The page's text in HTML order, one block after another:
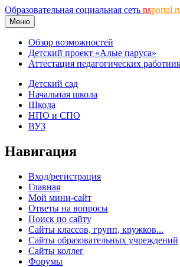
Образовательная социальная сеть ns
Меню
Обзор возможностей
Детский проект «Алые паруса»
Аттестация педагогических
Детский сад
Начальная школа
Школа
НПО и СПО
ВУЗ
Навигация
Вход/регистрация
Главная
Мой мини-сайт
Ответы на вопросы
Поиск по сайту
Сайты классов, групп, кружков...
Сайты образовательных учреждений
Сайты коллег
Форумы